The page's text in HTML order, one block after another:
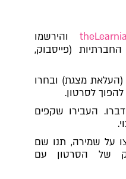
והירשמו
(פייסבוק,
מצגת) ובחרו
לסרטון.
העבירו שקפים
על שמירה, תנו שם
של הסרטון עם